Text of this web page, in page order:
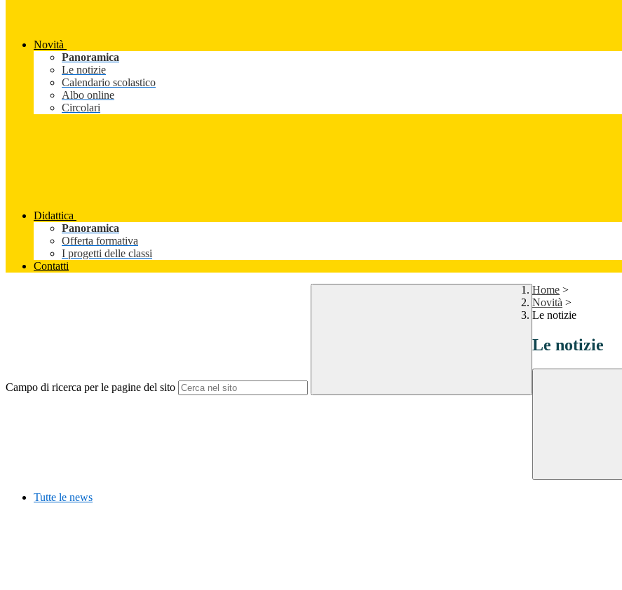
Novità
Panoramica
Le notizie
Calendario scolastico
Albo online
Circolari
Didattica
Panoramica
Offerta formativa
I progetti delle classi
Contatti
Campo di ricerca per le pagine del sito
Home >
Novità >
Le notizie
Le notizie
Tutte le news